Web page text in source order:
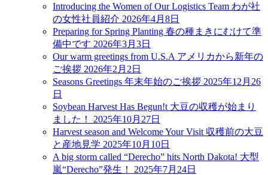
Introducing the Women of Our Logistics Team わが社
の女性社員紹介 2026年4月8日
Preparing for Spring Planting 春の種まきにむけて準
備中です 2026年3月3日
Our warm greetings from U.S.A アメリカから新年の
ご挨拶 2026年2月2日
Seasons Greetings 年末年始のご挨拶 2025年12月26
日
Soybean Harvest Has Begun!t 大豆の収穫が始まり
ました！
2025年10月27日
Harvest season and Welcome Your Visit 収穫前の大豆
と産地見学 2025年10月10日
A big storm called “Derecho” hits North Dakota! 大型
嵐“Derecho”発生！
2025年7月24日